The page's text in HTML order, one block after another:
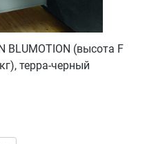
BLUMOTION (высота F
терра-черный